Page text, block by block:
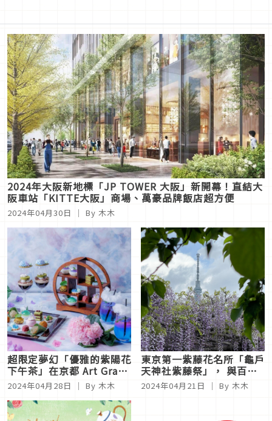
2024年大阪新地標「JP TOWER 大阪」新開幕！直結大
阪車站「KITTE大阪」商場、萬豪品牌飯店超方便
2024年04月30日 ｜ By 木木
超限定夢幻「優雅的紫陽花
下午茶」在京都 Art Grace
Wedding Hills 綻放！
2024年04月28日 ｜ By 木木
東京第一紫藤花名所「龜戶
天神社紫藤祭」， 與百年
甜點名店推出的紫色甜點一
同感受紫色爛漫！
2024年04月21日 ｜ By 木木